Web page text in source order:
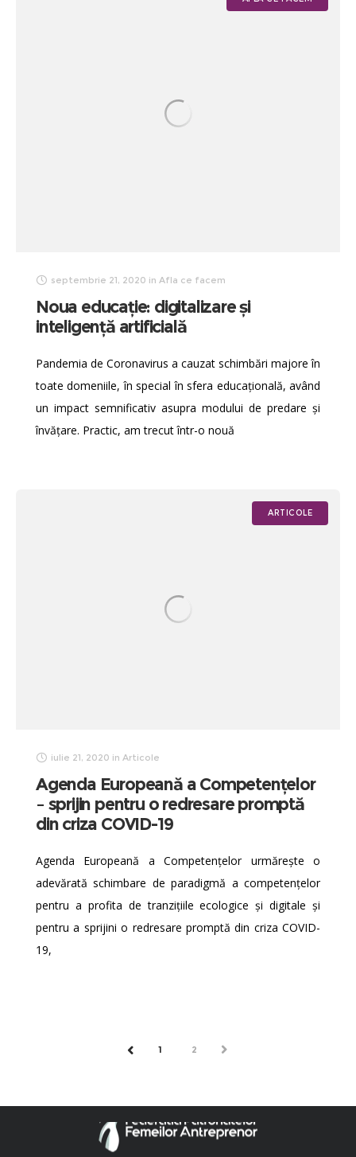
septembrie 21, 2020 in Afla ce facem
Noua educație: digitalizare și
inteligență artificială
Pandemia de Coronavirus a cauzat schimbări majore în
toate domeniile, în special în sfera educațională, având
un impact semnificativ asupra modului de predare și
învățare. Practic, am trecut într-o nouă
ARTICOLE
iulie 21, 2020 in Articole
Agenda Europeană a Competențelor
– sprijin pentru o redresare promptă
din criza COVID-19
Agenda Europeană a Competențelor urmărește o
adevărată schimbare de paradigmă a competențelor
pentru a profita de tranzițiile ecologice și digitale și
pentru a sprijini o redresare promptă din criza COVID-
19,
PREV1 2 NEXT